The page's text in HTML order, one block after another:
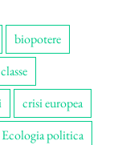
biopotere
crisi europea
Ecologia politica